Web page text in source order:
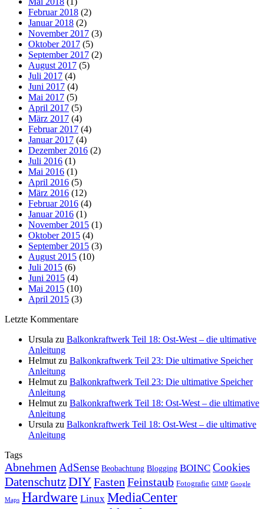
Februar 2018 (2)
Januar 2018 (2)
November 2017 (3)
Oktober 2017 (5)
September 2017 (2)
August 2017 (5)
Juli 2017 (4)
Juni 2017 (4)
Mai 2017 (5)
April 2017 (5)
März 2017 (4)
Februar 2017 (4)
Januar 2017 (4)
Dezember 2016 (2)
Juli 2016 (1)
Mai 2016 (1)
April 2016 (5)
März 2016 (12)
Februar 2016 (4)
Januar 2016 (1)
November 2015 (1)
Oktober 2015 (4)
September 2015 (3)
August 2015 (10)
Juli 2015 (6)
Juni 2015 (4)
Mai 2015 (10)
April 2015 (3)
Letzte Kommentare
Ursula zu Balkonkraftwerk Teil 18: Ost-West – die ultimative
Anleitung
Helmut zu Balkonkraftwerk Teil 23: Die ultimative Speicher
Anleitung
Helmut zu Balkonkraftwerk Teil 23: Die ultimative Speicher
Anleitung
Helmut zu Balkonkraftwerk Teil 18: Ost-West – die ultimative
Anleitung
Ursula zu Balkonkraftwerk Teil 18: Ost-West – die ultimative
Anleitung
Tags
Abnehmen AdSense Beobachtung Blogging BOINC Cookies
DatenschutzDIYFasten Feinstaub Fotografie GIMP Google
Maps Hardware Linux MediaCenter